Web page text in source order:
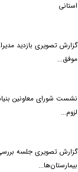
استانی
گزارش تصویری بازدید
موفق...
نشست شورای معاونین
لزوم...
گزارش تصویری جلسه
بیمارستان‌ها...